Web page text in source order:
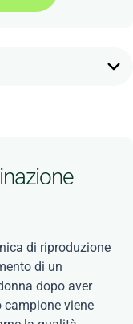
di riproduzione
di un
dopo aver
viene